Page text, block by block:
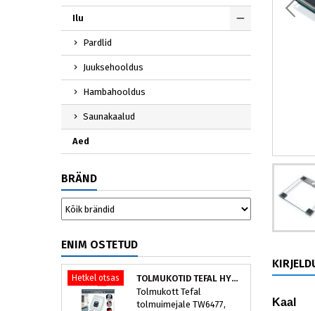
Ilu
Pardlid
Juuksehooldus
Hambahooldus
Saunakaalud
Aed
BRÄND
ENIM OSTETUD
Hetkel otsas
TOLMUKOTID TEFAL HYGIENE+ ZR200540 (4 TK)
Tolmukott Tefal
tolmuimejale TW6477,
Kaal